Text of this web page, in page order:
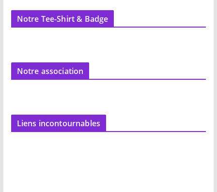
Notre Tee-Shirt & Badge
Notre association
Liens incontournables